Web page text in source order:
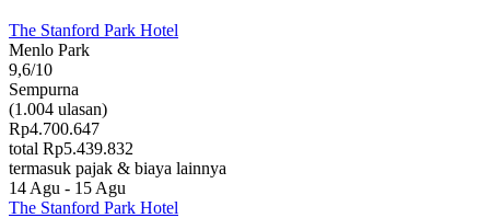
The Stanford Park Hotel
Menlo Park
9,6/10
Sempurna
(1.004 ulasan)
Rp4.700.647
total Rp5.439.832
termasuk pajak & biaya lainnya
14 Agu - 15 Agu
The Stanford Park Hotel